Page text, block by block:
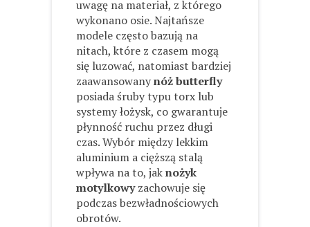
uwagę na materiał, z którego
wykonano osie. Najtańsze
modele często bazują na
nitach, które z czasem mogą
się luzować, natomiast bardziej
zaawansowanynóż butterfly
posiada śruby typu torx lub
systemy łożysk, co gwarantuje
płynność ruchu przez długi
czas. Wybór między lekkim
aluminium a cięższą stalą
wpływa na to, jaknożyk
motylkowyzachowuje się
podczas bezwładnościowych
obrotów.